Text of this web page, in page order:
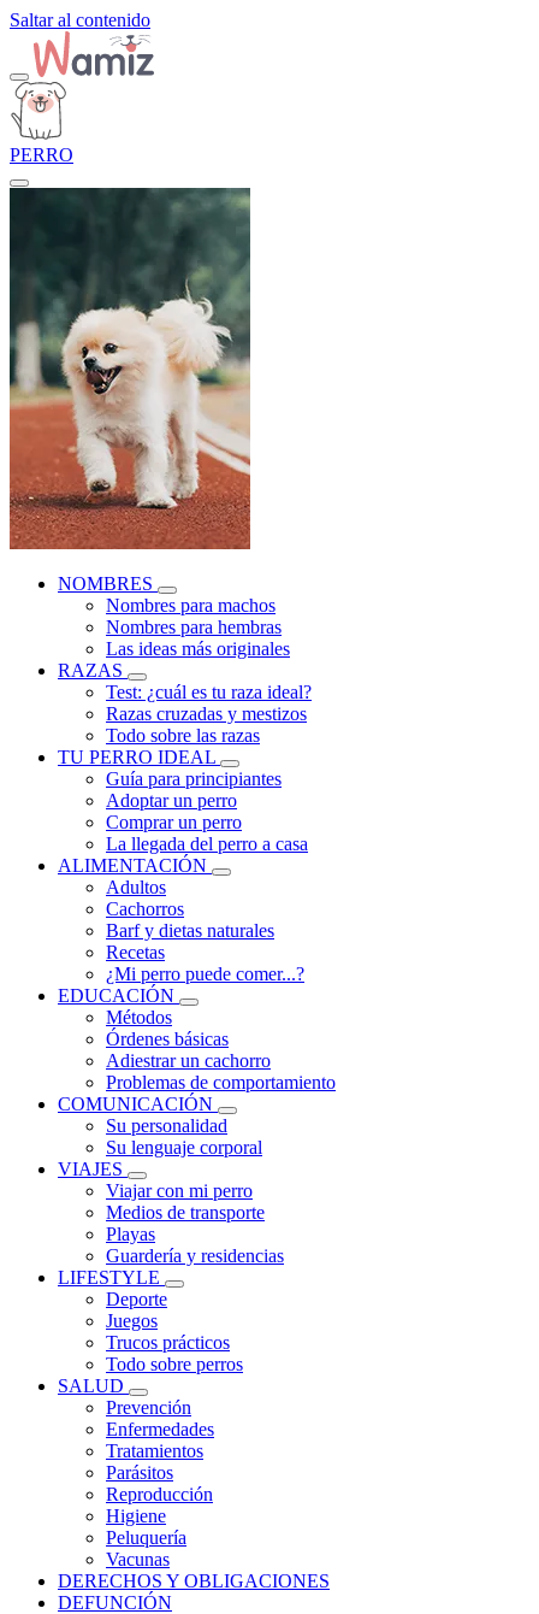
Saltar al contenido
PERRO
NOMBRES
Nombres para machos
Nombres para hembras
Las ideas más originales
RAZAS
Test: ¿cuál es tu raza ideal?
Razas cruzadas y mestizos
Todo sobre las razas
TU PERRO IDEAL
Guía para principiantes
Adoptar un perro
Comprar un perro
La llegada del perro a casa
ALIMENTACIÓN
Adultos
Cachorros
Barf y dietas naturales
Recetas
¿Mi perro puede comer...?
EDUCACIÓN
Métodos
Órdenes básicas
Adiestrar un cachorro
Problemas de comportamiento
COMUNICACIÓN
Su personalidad
Su lenguaje corporal
VIAJES
Viajar con mi perro
Medios de transporte
Playas
Guardería y residencias
LIFESTYLE
Deporte
Juegos
Trucos prácticos
Todo sobre perros
SALUD
Prevención
Enfermedades
Tratamientos
Parásitos
Reproducción
Higiene
Peluquería
Vacunas
DERECHOS Y OBLIGACIONES
DEFUNCIÓN